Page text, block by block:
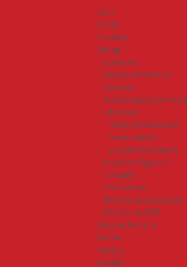
Start
O nas
Produkty
Usługi
Szkolenia
Bezpieczeństwo w
biznesie
Audyt bezpieczeństwa
informacji
Testy penetracyjne
Testy ataków
socjotechnicznych
Audyt konfiguracji
Fortigate
Prezentacje
Wdrożenia sprzętowe
Wdrożenia SZBI
Blog techniczny
Pomoc
Kariera
Kontakt